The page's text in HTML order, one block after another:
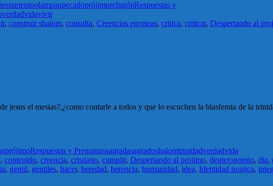
olampanpecadoprójimoreligiónRespuestas y
verdadvidavivir
, construir shalom, consulta, Creencias erroneas, critica, criticar, Despertando al
jesus el mesias?,¿como contarle a todos y que lo escuchen la blasfemia de la
prójimoRespuestas y Preguntassagradasagradoshalomtrinidadverdadvida
, contenido, creencia, cristiano, cumplir, Despertando al projimo, deuteronomio, dia,
, gentil, gentiles, hacer, heredad, herencia, humanidad, idea, Identidad noajica,